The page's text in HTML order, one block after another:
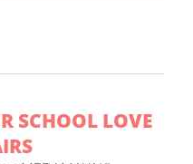
SCHOOL LOVE